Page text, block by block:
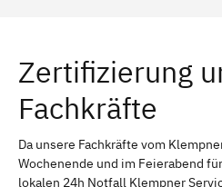
Erlangen
Bayreuth
Schweinfurt
Zertifizierung
Fachkräfte
Da unsere Fachkräfte vom
Wochenende und im Feierabend
lokalen 24h Notfall Klempner